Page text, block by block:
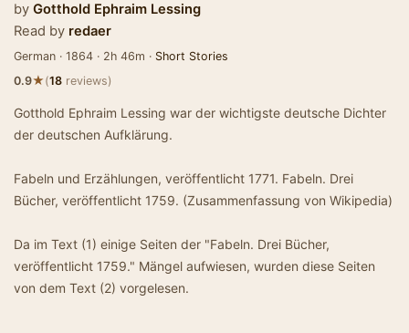
by Gotthold Ephraim Lessing
Read by redaer
German · 1864 · 2h 46m · Short Stories
0.9★(18 reviews)
Gotthold Ephraim Lessing war der wichtigste deutsche Dichter
der deutschen Aufklärung.
Fabeln und Erzählungen, veröffentlicht 1771. Fabeln. Drei
Bücher, veröffentlicht 1759. (Zusammenfassung von Wikipedia)
Da im Text (1) einige Seiten der "Fabeln. Drei Bücher,
veröffentlicht 1759." Mängel aufwiesen, wurden diese Seiten
von dem Text (2) vorgelesen.